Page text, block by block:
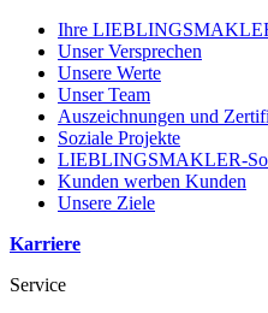
Ihre
Unser Versprechen
Unsere Werte
Unser Team
Auszeichnungen und
Soziale Projekte
LIEBLINGSMAKLER-
Kunden werben Kunden
Unsere Ziele
Karriere
Service